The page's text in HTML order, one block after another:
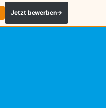
Jetzt bewerben→